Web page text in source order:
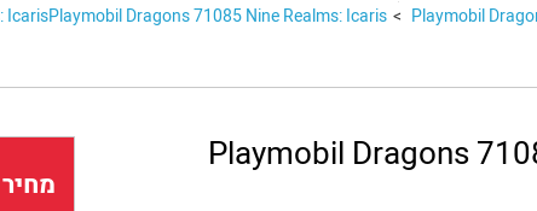
>
Dragons 71085 Nine Realms: Icaris..
Playmobil Dragons